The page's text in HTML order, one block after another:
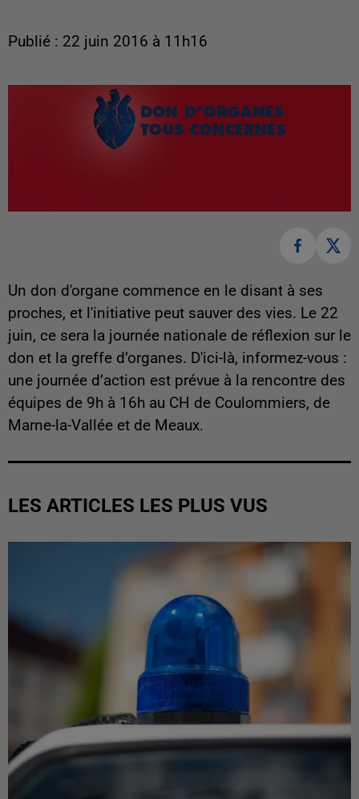
Publié : 22 juin 2016 à 11h16
Un don d'organe commence en le disant à ses
proches, et l'initiative peut sauver des vies. Le 22
juin, ce sera la journée nationale de réflexion sur le
don et la greffe d’organes. D'ici-là, informez-vous :
une journée d’action est prévue à la rencontre des
équipes de 9h à 16h au CH de Coulommiers, de
Marne-la-Vallée et de Meaux.
LES ARTICLES LES PLUS VUS